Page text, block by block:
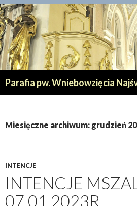
Miesięczne archiwum: grudzień
INTENCJE
INTENCJE
07.01.2023R.